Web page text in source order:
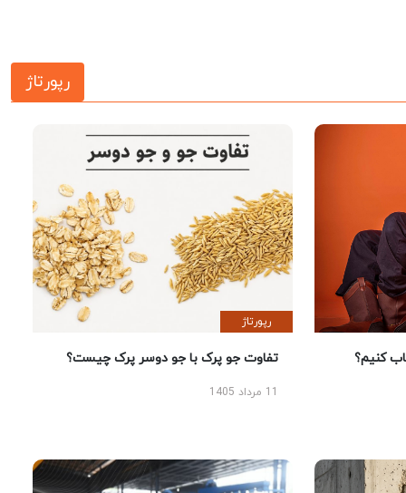
رپورتاژ
کنیم؟
رپورتاژ
تفاوت جو پرک با جو دوسر پرک چیست؟